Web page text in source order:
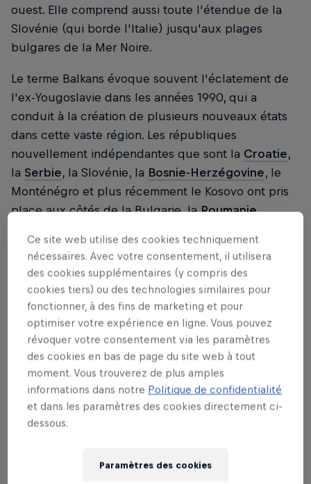
ouest. Elle comprend aussi toute l'étendue de la
Slovénie (qui borde l'Italie) jusqu'aux plages
bulgares de la Mer Noire.
Le terme Balkans évoque souvent l'éclatement de
l'ex-Yougoslavie dans les années 1990, qui a
conduit à la création de plusieurs nouveaux états
dans cette vaste région. Les républiques
nouvellement indépendantes que sont la Croatie,
la Serbie, la Slovénie, la Bosnie-Herzégovine, le
Monténégro et plus récemment le Kosovo ont pris
place aux côtés de la Bulgarie, laRoumanie,
Nord.
LE RED BULL ORIGINAL
Red Bull Energy Drink
En savoir plus
Ce site web utilise des cookies techniquement
nécessaires. Avec votre consentement, il utilisera
des cookies supplémentaires (y compris des
cookies tiers) ou des technologies similaires pour
fonctionner, à des fins de marketing et pour
optimiser votre expérience en ligne. Vous pouvez
révoquer votre consentement via les paramètres
des cookies en bas de page du site web à tout
moment. Vous trouverez de plus amples
informations dans notre Politique de confidentialité
et dans les paramètres des cookies directement ci-
dessous.
Paramètres des cookies